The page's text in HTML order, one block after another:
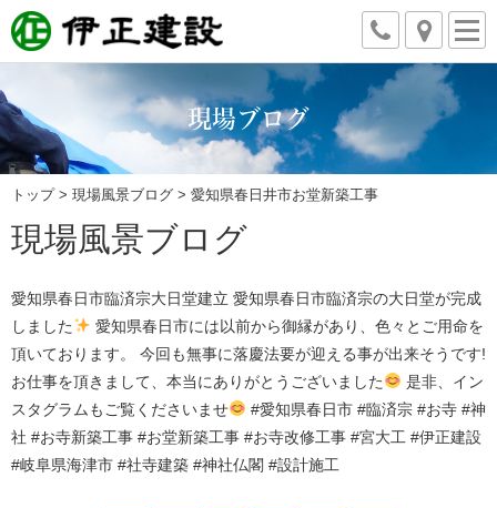
現場ブログ
トップ> 現場風景ブログ > 愛知県春日井市お堂新築工事
現場風景ブログ
愛知県春日市臨済宗大日堂建立 愛知県春日市臨済宗の大日堂が完成
しました
愛知県春日市には以前から御縁があり、色々とご用命を
頂いております。 今回も無事に落慶法要が迎える事が出来そうです!
お仕事を頂きまして、本当にありがとうございました
是非、イン
スタグラムもご覧くださいませ
#愛知県春日市 #臨済宗 #お寺 #神
社 #お寺新築工事 #お堂新築工事 #お寺改修工事 #宮大工 #伊正建設
#岐阜県海津市 #社寺建築 #神社仏閣 #設計施工